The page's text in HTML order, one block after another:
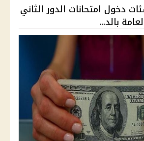
دخول امتحانات الدور الثاني